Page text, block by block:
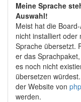
Meine Sprache
Auswahl!
Meist hat die
nicht installiert
Sprache übersetzt.
er das
es noch nicht
übersetzen
der Website von
werden.